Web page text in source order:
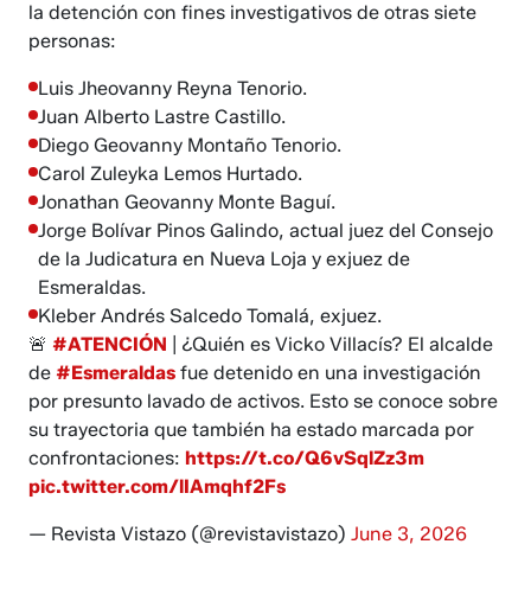
la detención con fines investigativos de otras siete
personas:
Luis Jheovanny Reyna Tenorio.
Juan Alberto Lastre Castillo.
Diego Geovanny Montaño Tenorio.
Carol Zuleyka Lemos Hurtado.
Jonathan Geovanny Monte Baguí.
Jorge Bolívar Pinos Galindo, actual juez del Consejo
de la Judicatura en Nueva Loja y exjuez de
Esmeraldas.
Kleber Andrés Salcedo Tomalá, exjuez.
🚨#ATENCIÓN | ¿Quién es Vicko Villacís? El alcalde
de#Esmeraldas fue detenido en una investigación
por presunto lavado de activos. Esto se conoce sobre
su trayectoria que también ha estado marcada por
confrontaciones: https://t.co/Q6vSqlZz3m
pic.twitter.com/lIAmqhf2Fs
— Revista Vistazo (@revistavistazo)June 3, 2026